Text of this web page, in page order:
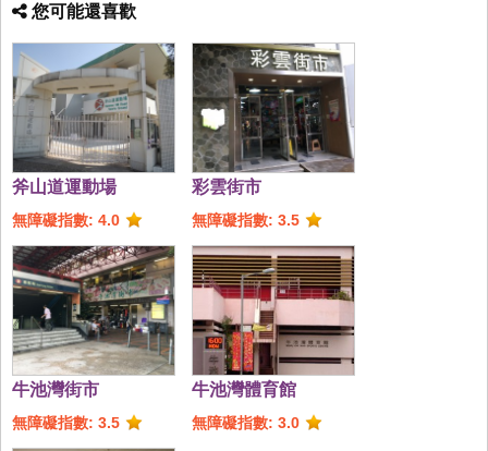
您可能還喜歡
斧山道運動場
無障礙指數: 4.0
彩雲街市
無障礙指數: 3.5
牛池灣街市
無障礙指數: 3.5
牛池灣體育館
無障礙指數: 3.0